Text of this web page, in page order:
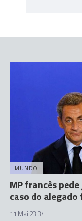
MUNDO
MP francês
caso do
11 Mai 23:34